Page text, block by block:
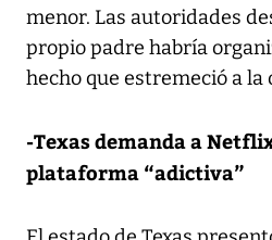
menor. Las autoridades
propio padre habría
hecho que estremeció a la
-Texas demanda a
plataforma “adictiva”